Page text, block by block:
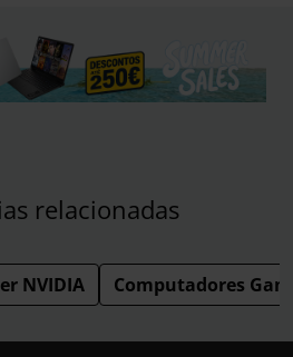
relacionadas
NVIDIA Computadores